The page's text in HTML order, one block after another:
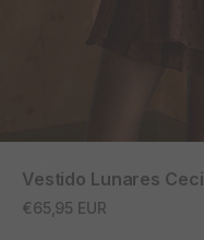
Vestido Lunares Ceci
Precio de oferta
€65,95 EUR